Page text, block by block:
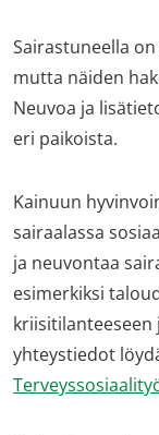
Sairastuneella
mutta näiden
Neuvoa ja
eri paikoista.
Kainuun
sairaalassa
ja neuvontaa
esimerkiksi
kriisitilanteeseen
yhteystiedot